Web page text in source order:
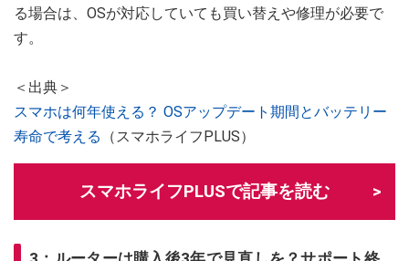
る場合は、OSが対応していても買い替えや修理が必要で
す。
＜出典＞
スマホは何年使える？ OSアップデート期間とバッテリー
寿命で考える
（スマホライフPLUS）
スマホライフPLUSで記事を読む